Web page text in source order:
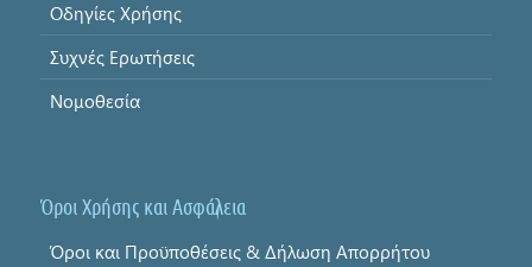
Οδηγίες Χρήσης
Συχνές Ερωτήσεις
Νομοθεσία
Όροι Χρήσης και Ασφάλεια
Όροι και Προϋποθέσεις & Δήλωση Απορρήτου